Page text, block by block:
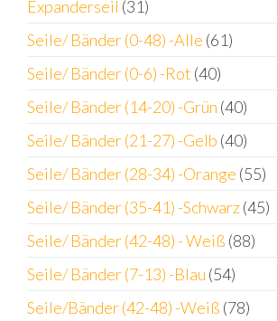
Expanderseil (31)
Seile/ Bänder (0-48) -Alle (61)
Seile/ Bänder (0-6) -Rot (40)
Seile/ Bänder (14-20) -Grün (40)
Seile/ Bänder (21-27) -Gelb (40)
Seile/ Bänder (28-34) -Orange (55)
Seile/ Bänder (35-41) -Schwarz(45)
Seile/ Bänder (42-48) - Weiß (88)
Seile/ Bänder (7-13) -Blau (54)
Seile/Bänder (42-48) -Weiß (78)